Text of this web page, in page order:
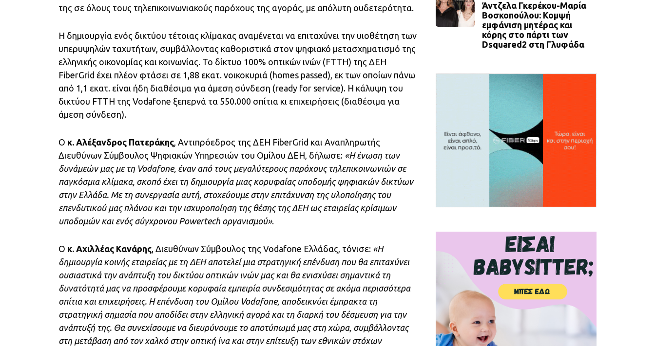
της σε όλους τους τηλεπικοινωνιακούς παρόχους της αγοράς, με απόλυτη ουδετερότητα.
Η δημιουργία ενός δικτύου τέτοιας κλίμακας αναμένεται να επιταχύνει την υιοθέτηση των
υπερυψηλών ταχυτήτων, συμβάλλοντας καθοριστικά στον ψηφιακό μετασχηματισμό της
ελληνικής οικονομίας και κοινωνίας. Το δίκτυο 100% οπτικών ινών (FTTH) της ΔΕΗ
FiberGrid έχει πλέον φτάσει σε 1,88 εκατ. νοικοκυριά (homes passed), εκ των οποίων πάνω
από 1,1 εκατ. είναι ήδη διαθέσιμα για άμεση σύνδεση (ready for service). Η κάλυψη του
δικτύου FTTH της Vodafone ξεπερνά τα 550.000 σπίτια κι επιχειρήσεις (διαθέσιμα για
άμεση σύνδεση).
Ο κ. Αλέξανδρος Πατεράκης , Αντιπρόεδρος της ΔΕΗ FiberGrid και Αναπληρωτής
Διευθύνων Σύμβουλος Ψηφιακών Υπηρεσιών του Ομίλου ΔΕΗ, δήλωσε: «Η ένωση των
δυνάμεών μας με τη Vodafone, έναν από τους μεγαλύτερους παρόχους τηλεπικοινωνιών σε
παγκόσμια κλίμακα, σκοπό έχει τη δημιουργία μιας κορυφαίας υποδομής ψηφιακών δικτύων
στην Ελλάδα. Με τη συνεργασία αυτή, στοχεύουμε στην επιτάχυνση της υλοποίησης του
επενδυτικού μας πλάνου και την ισχυροποίηση της θέσης της ΔΕΗ ως εταιρείας κρίσιμων
υποδομών και ενός σύγχρονου Powertech οργανισμού».
Ο κ. Αχιλλέας Κανάρης , Διευθύνων Σύμβουλος της Vodafone Ελλάδας, τόνισε: «Η
δημιουργία κοινής εταιρείας με τη ΔΕΗ αποτελεί μια στρατηγική επένδυση που θα επιταχύνει
ουσιαστικά την ανάπτυξη του δικτύου οπτικών ινών μας και θα ενισχύσει σημαντικά τη
δυνατότητά μας να προσφέρουμε κορυφαία εμπειρία συνδεσιμότητας σε ακόμα περισσότερα
σπίτια και επιχειρήσεις. Η επένδυση του Ομίλου Vodafone, αποδεικνύει έμπρακτα τη
στρατηγική σημασία που αποδίδει στην ελληνική αγορά και τη διαρκή του δέσμευση για την
ανάπτυξή της. Θα συνεχίσουμε να διευρύνουμε το αποτύπωμά μας στη χώρα, συμβάλλοντας
στη μετάβαση από τον χαλκό στην οπτική ίνα και στην επίτευξη των εθνικών στόχων
Άντζελα Γκερέκου-Μαρία
Βοσκοπούλου: Κομψή
εμφάνιση μητέρας και
κόρης στο πάρτι των
Dsquared2 στη Γλυφάδα